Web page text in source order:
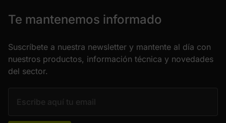
Te mantenemos informado
Suscríbete a nuestra newsletter y mantente al día con
nuestros productos, información técnica y novedades
del sector.